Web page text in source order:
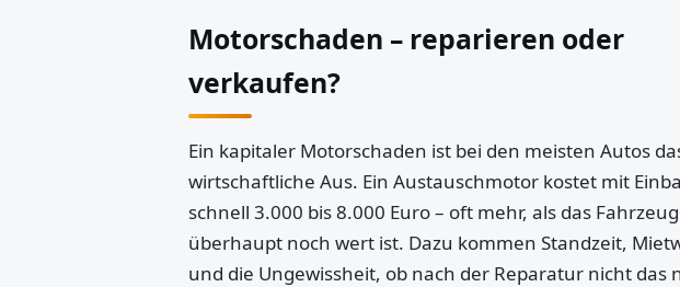
Motorschaden – reparieren oder
verkaufen?
Ein kapitaler Motorschaden ist bei den meisten Autos
wirtschaftliche Aus. Ein Austauschmotor kostet mit
schnell 3.000 bis 8.000 Euro – oft mehr, als das Fahrzeug
überhaupt noch wert ist. Dazu kommen Standzeit,
und die Ungewissheit, ob nach der Reparatur nicht das